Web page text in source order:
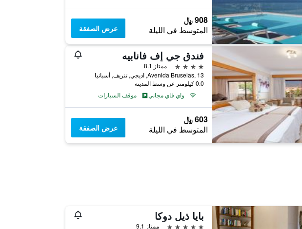
908 ﷼
المتوسط في الليلة عرض الصفقة
فندق جي إف فانابيه
4 نجوم
ممتاز 8.1
Avenida Bruselas, 13, اديجي, تنريف, أسبانيا
0.0 كيلومتر عن وسط المدينة
واي فاي مجاني
موقف السيارات
603 ﷼
المتوسط في الليلة عرض الصفقة
بايا ذيل دوكا
5 نجوم ممتاز 9.1